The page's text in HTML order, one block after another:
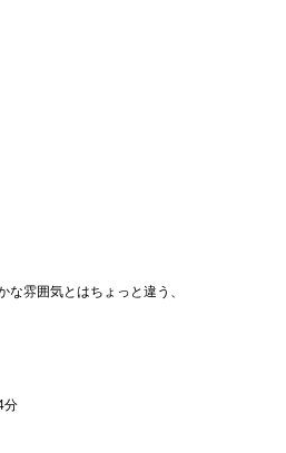
雰囲気とはちょっと違う、
分